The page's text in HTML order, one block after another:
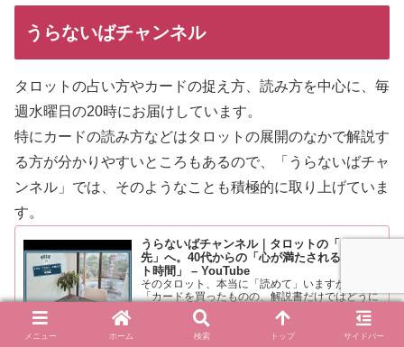
うらないばチャンネル
タロットの占い方やカードの捉え方、読み方を中心に、毎
週水曜日の20時にお届けしています。
特にカードの読み方などはタロットの展開のなかで解説す
る方が分かりやすいところもあるので、「うらないばチャ
ンネル」では、そのようなことも積極的に取り上げていま
す。
うらないばチャンネル｜タロットの「その
先」へ。40代からの「心が満たされるタロッ
ト時間」 – YouTube
そのタロット、本当に「読めて」いますか？
「カードを買ったものの、解説書だけではどうに
もしっくりこない……」 多くの人が一度は経験
するこの感覚。それは、あなたの知識や才能が足
りないからではありません。 実は、タロットを
www.youtube.com
メニュー ホーム 検索 トップ サイドバー